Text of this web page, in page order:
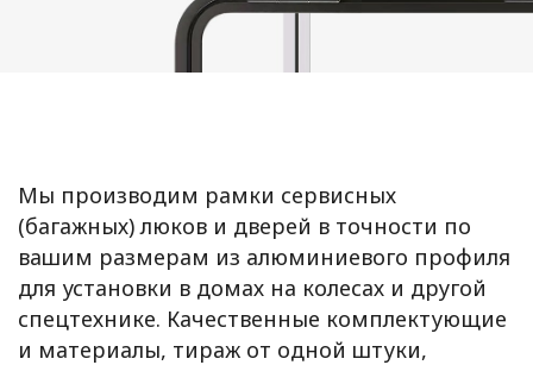
Мы производим рамки сервисных
(багажных) люков и дверей в точности по
вашим размерам из алюминиевого профиля
для установки в домах на колесах и другой
спецтехнике. Качественные комплектующие
и материалы, тираж от одной штуки,